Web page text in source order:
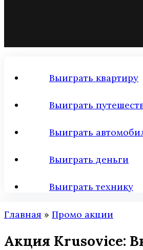
Выиграть квартиру
Выиграть
Выиграть
Выиграть деньги
Выиграть технику
Главная » Промо акции
Акция Krusovice: